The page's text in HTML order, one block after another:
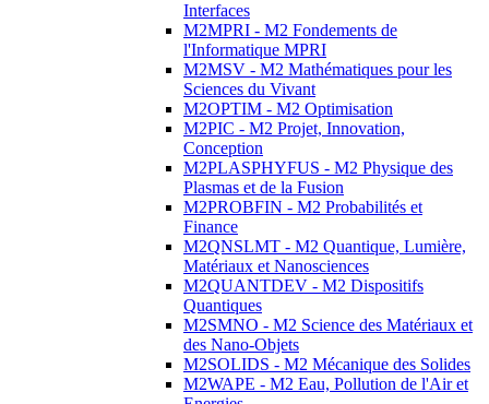
Interfaces
M2MPRI - M2 Fondements de
l'Informatique MPRI
M2MSV - M2 Mathématiques pour les
Sciences du Vivant
M2OPTIM - M2 Optimisation
M2PIC - M2 Projet, Innovation,
Conception
M2PLASPHYFUS - M2 Physique des
Plasmas et de la Fusion
M2PROBFIN - M2 Probabilités et
Finance
M2QNSLMT - M2 Quantique, Lumière,
Matériaux et Nanosciences
M2QUANTDEV - M2 Dispositifs
Quantiques
M2SMNO - M2 Science des Matériaux et
des Nano-Objets
M2SOLIDS - M2 Mécanique des Solides
M2WAPE - M2 Eau, Pollution de l'Air et